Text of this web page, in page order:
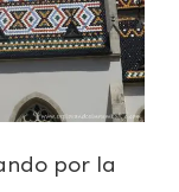
por la